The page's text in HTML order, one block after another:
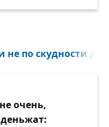
не по скудности
очень,